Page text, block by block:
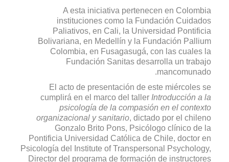
A esta iniciativa pertenecen en Colombia
instituciones como la Fundación Cuidados
Paliativos, en Cali, la Universidad Pontificia
Bolivariana, en Medellín y la Fundación Pallium
Colombia, en Fusagasugá, con las cuales la
Fundación Sanitas desarrolla un trabajo
mancomunado.
El acto de presentación de este miércoles se
cumplirá en el marco del tallerIntroducción a la
psicología de la compasión en el contexto
organizacional y sanitario, dictado por el chileno
Gonzalo Brito Pons, Psicólogo clínico de la
Pontificia Universidad Católica de Chile, doctor en
Psicología del Institute of Transpersonal Psychology,
Director del programa de formación de instructores